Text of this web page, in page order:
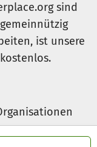
sind
ist unsere